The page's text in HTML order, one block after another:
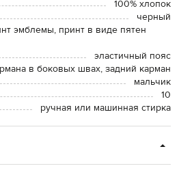
100% хлопок
черный
эмблемы, принт в виде пятен
эластичный пояс
в боковых швах, задний карман
мальчик
10
ручная или машинная стирка